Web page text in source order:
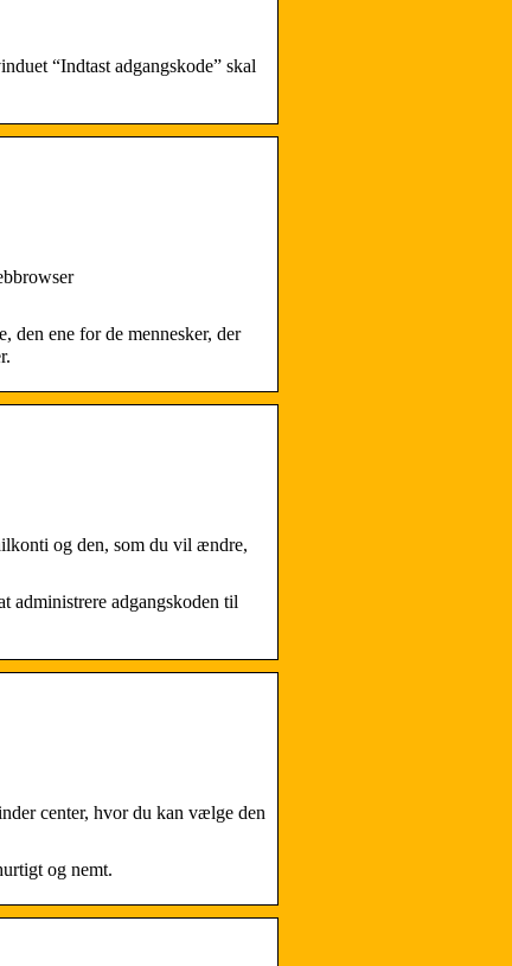
“Indtast adgangskode” skal
ene for de mennesker, der
og den, som du vil ændre,
administrere adgangskoden til
center, hvor du kan vælge den
og nemt.